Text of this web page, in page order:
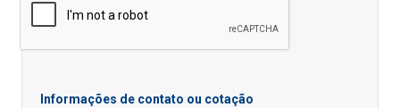
Informações de contato ou cotação